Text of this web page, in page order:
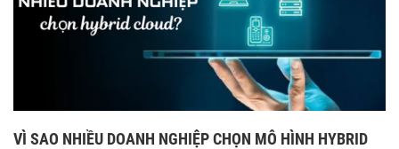
VÌ SAO NHIỀU DOANH NGHIỆP CHỌN MÔ HÌNH HYBRID